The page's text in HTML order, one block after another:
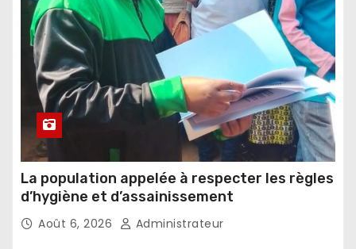
La population appelée à respecter les règles
d’hygiène et d’assainissement
Août 6, 2026 Administrateur